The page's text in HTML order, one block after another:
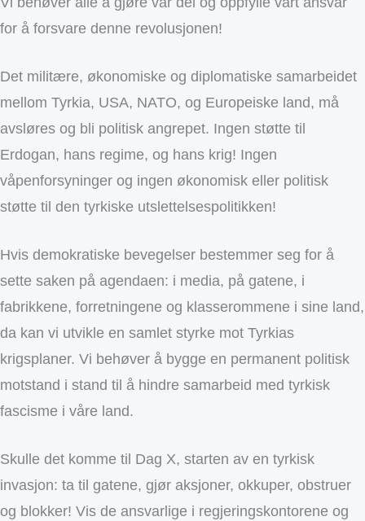
for å forsvare denne revolusjonen!
Det militære, økonomiske og diplomatiske samarbeidet
mellom Tyrkia, USA, NATO, og Europeiske land, må
avsløres og bli politisk angrepet. Ingen støtte til
Erdogan, hans regime, og hans krig! Ingen
våpenforsyninger og ingen økonomisk eller politisk
støtte til den tyrkiske utslettelsespolitikken!
Hvis demokratiske bevegelser bestemmer seg for å
sette saken på agendaen: i media, på gatene, i
fabrikkene, forretningene og klasserommene i sine land,
da kan vi utvikle en samlet styrke mot Tyrkias
krigsplaner. Vi behøver å bygge en permanent politisk
motstand i stand til å hindre samarbeid med tyrkisk
fascisme i våre land.
Skulle det komme til Dag X, starten av en tyrkisk
invasjon: ta til gatene, gjør aksjoner, okkuper, obstruer
og blokker! Vis de ansvarlige i regjeringskontorene og